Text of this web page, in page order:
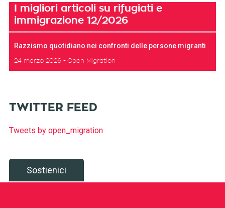
I migliori articoli su rifugiati e
immigrazione 12/2026
Razzismo quotidiano nei confronti delle persone migranti
24 marzo 2026 Open Migration
TWITTER FEED
Tweets by open_migration
Sostienici